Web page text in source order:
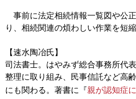
事前に法定相続情報一覧図や公
り、相続関連の煩わしい作業を短縮
【速水陶冶氏】
司法書士。はやみず総合事務所代
整理に取り組み、民事信託など高
にも関わる。著書に『親が認知症